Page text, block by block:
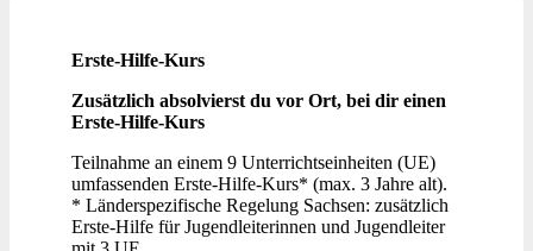
Erste-Hilfe-Kurs
Zusätzlich absolvierst du vor Ort, bei dir einen
Erste-Hilfe-Kurs
Teilnahme an einem 9 Unterrichtseinheiten (UE)
umfassenden Erste-Hilfe-Kurs* (max. 3 Jahre alt).
* Länderspezifische Regelung Sachsen: zusätzlich
Erste-Hilfe für Jugendleiterinnen und Jugendleiter